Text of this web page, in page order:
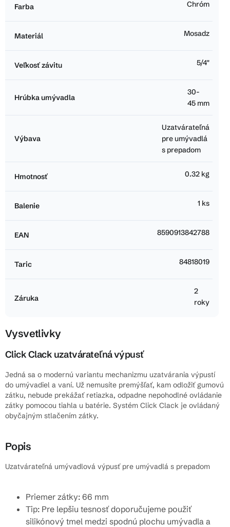
Farba Chróm
Materiál Mosadz
Veľkosť závitu 5/4"
Hrúbka umývadla
30-
45 mm
Výbava
Uzatvárateľná
pre umývadlá
s prepadom
Hmotnosť 0.32 kg
Balenie 1 ks
EAN 8590913842788
Taric 84818019
Záruka
2
roky
Vysvetlivky
Click Clack uzatvárateľná výpusť
Jedná sa o modernú variantu mechanizmu uzatvárania výpustí
do umývadiel a vaní. Už nemusíte premýšľať, kam odložiť gumovú
zátku, nebude prekážať retiazka, odpadne nepohodlné ovládanie
zátky pomocou tiahla u batérie. Systém Click Clack je ovládaný
obyčajným stlačením zátky.
Popis
Uzatvárateľná umývadlová výpusť pre umývadlá s prepadom
Priemer zátky: 66 mm
Tip: Pre lepšiu tesnosť doporučujeme použiť
silikónový tmel medzi spodnú plochu umývadla a